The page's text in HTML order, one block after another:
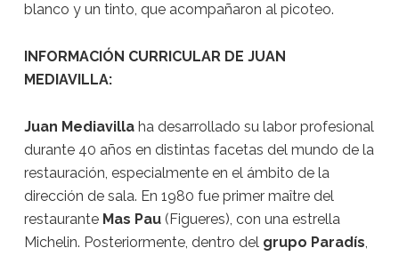
blanco y un tinto, que acompañaron al picoteo.
INFORMACIÓN CURRICULAR DE JUAN
MEDIAVILLA:
Juan Mediavillaha desarrollado su labor profesional
durante 40 años en distintas facetas del mundo de la
restauración, especialmente en el ámbito de la
dirección de sala. En 1980 fue primer maître del
restaurante Mas Pau(Figueres), con una estrella
Michelin. Posteriormente, dentro del grupo Paradís,